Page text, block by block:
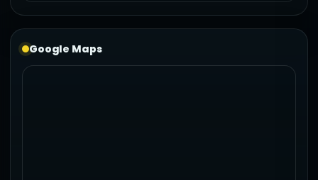
Google Maps